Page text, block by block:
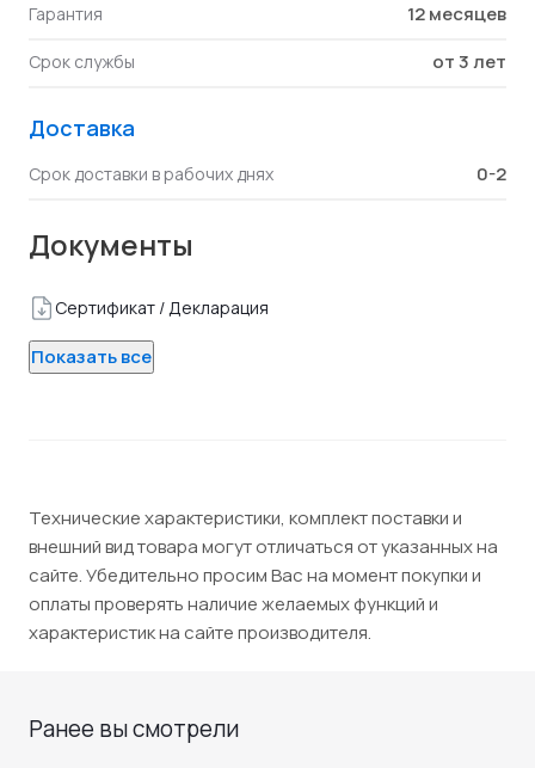
Гарантия 12 месяцев
Срок службы от 3 лет
Доставка
Срок доставки в рабочих днях 0-2
Документы
Сертификат / Декларация
Показать все
Технические характеристики, комплект поставки и
внешний вид товара могут отличаться от указанных на
сайте. Убедительно просим Вас на момент покупки и
оплаты проверять наличие желаемых функций и
характеристик на сайте производителя.
Ранее вы смотрели